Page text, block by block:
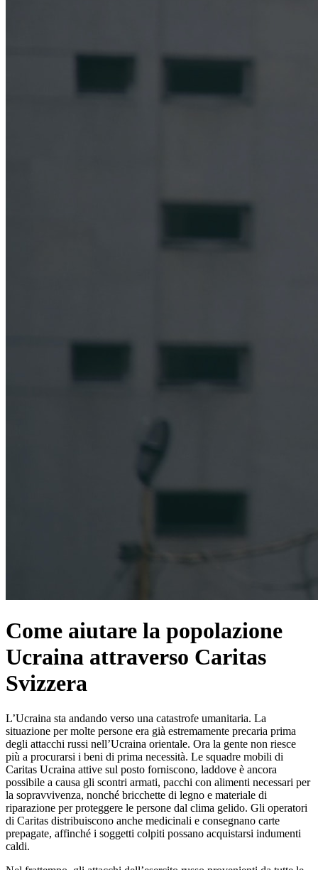
Come aiutare la popolazione
Ucraina attraverso Caritas
Svizzera
L’Ucraina sta andando verso una catastrofe umanitaria. La
situazione per molte persone era già estremamente precaria prima
degli attacchi russi nell’Ucraina orientale. Ora la gente non riesce
più a procurarsi i beni di prima necessità. Le squadre mobili di
Caritas Ucraina attive sul posto forniscono, laddove è ancora
possibile a causa gli scontri armati, pacchi con alimenti necessari per
la sopravvivenza, nonché bricchette di legno e materiale di
riparazione per proteggere le persone dal clima gelido. Gli operatori
di Caritas distribuiscono anche medicinali e consegnano carte
prepagate, affinché i soggetti colpiti possano acquistarsi indumenti
caldi.